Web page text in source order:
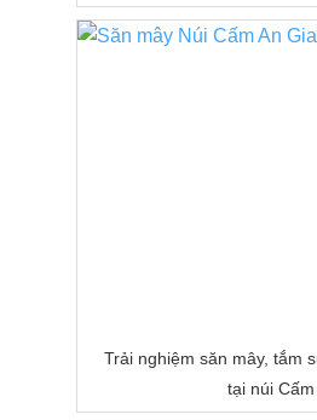
Trải nghiệm săn mây, tắm
tại núi Cấm